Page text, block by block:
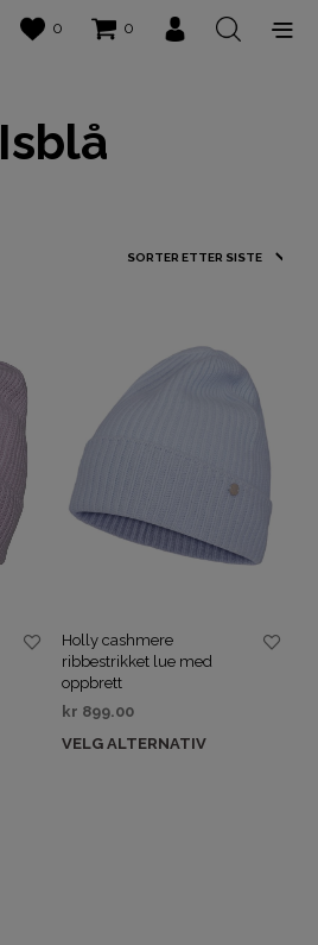
0 0
Isblå
Holly cashmere
ribbestrikket lue med
oppbrett
kr 899.00
VELG ALTERNATIV